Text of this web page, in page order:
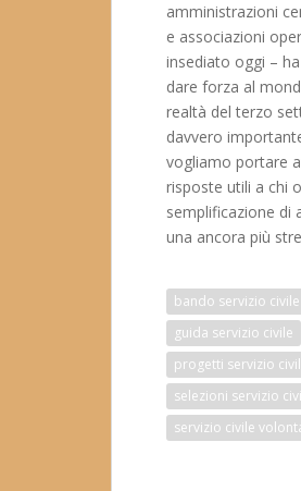
amministrazioni
e associazioni
insediato oggi –
dare forza al
realtà del terzo
davvero
vogliamo portare
risposte utili a chi
semplificazione di
una ancora più
bando servizio civile
guida servizio civile
progetti servizio
selezioni servizio
servizio civile